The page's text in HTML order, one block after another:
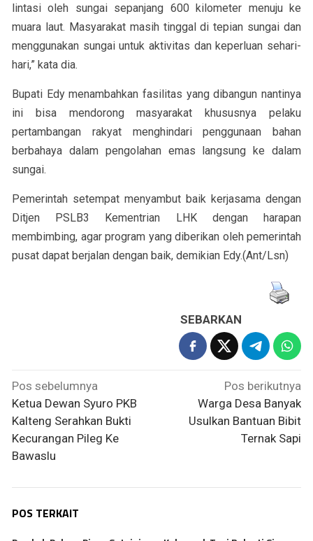
lintasi oleh sungai sepanjang 600 kilometer menuju ke
muara laut. Masyarakat masih tinggal di tepian sungai dan
menggunakan sungai untuk aktivitas dan keperluan sehari-
hari,” kata dia.
Bupati Edy menambahkan fasilitas yang dibangun nantinya
ini bisa mendorong masyarakat khususnya pelaku
pertambangan rakyat menghindari penggunaan bahan
berbahaya dalam pengolahan emas langsung ke dalam
sungai.
Pemerintah setempat menyambut baik kerjasama dengan
Ditjen PSLB3 Kementrian LHK dengan harapan
membimbing, agar program yang diberikan oleh pemerintah
pusat dapat berjalan dengan baik, demikian Edy.(Ant/Lsn)
SEBARKAN
Navigasi
pos
Pos sebelumnya
Ketua Dewan Syuro PKB
Kalteng Serahkan Bukti
Kecurangan Pileg Ke
Bawaslu
Pos berikutnya
Warga Desa Banyak
Usulkan Bantuan Bibit
Ternak Sapi
POS TERKAIT